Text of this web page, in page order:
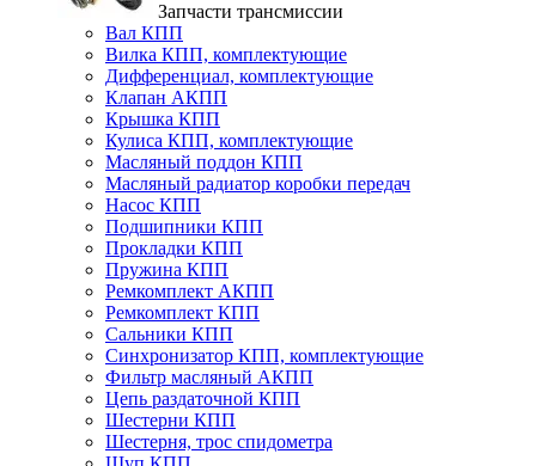
Запчасти трансмиссии
Вал КПП
Вилка КПП, комплектующие
Дифференциал, комплектующие
Клапан АКПП
Крышка КПП
Кулиса КПП, комплектующие
Масляный поддон КПП
Масляный радиатор коробки передач
Насос КПП
Подшипники КПП
Прокладки КПП
Пружина КПП
Ремкомплект АКПП
Ремкомплект КПП
Сальники КПП
Синхронизатор КПП, комплектующие
Фильтр масляный АКПП
Цепь раздаточной КПП
Шестерни КПП
Шестерня, трос спидометра